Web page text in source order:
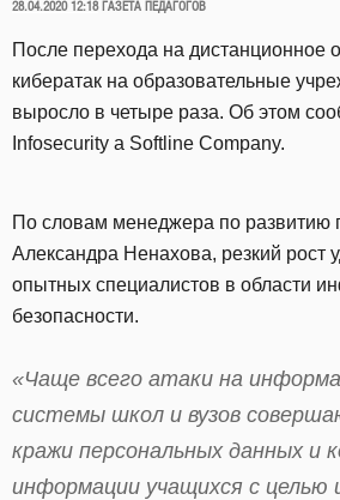
ОПУБЛИКОВАНО
28.04.2020 12:18 ГАЗЕТА ПЕДАГОГОВ
После перехода на дистанционное
кибератак на образовательные
выросло в четыре раза. Об этом
Infosecurity a Softline Company.
По словам менеджера по развитию
Александра Ненахова, резкий рост
опытных специалистов в области
безопасности.
«Чаще всего атаки на
системы школ и вузов
кражи персональных данных и
информации учащихся с целью